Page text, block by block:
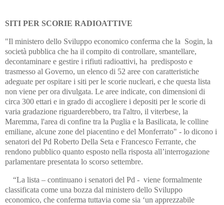
SITI PER SCORIE RADIOATTIVE
"Il ministero dello Sviluppo economico conferma che la Sogin, la
società pubblica che ha il compito di controllare, smantellare,
decontaminare e gestire i rifiuti radioattivi, ha predisposto e
trasmesso al Governo, un elenco di 52 aree con caratteristiche
adeguate per ospitare i siti per le scorie nucleari, e che questa lista
non viene per ora divulgata. Le aree indicate, con dimensioni di
circa 300 ettari e in grado di accogliere i depositi per le scorie di
varia gradazione riguarderebbero, tra l'altro, il viterbese, la
Maremma, l'area di confine tra la Puglia e la Basilicata, le colline
emiliane, alcune zone del piacentino e del Monferrato" - lo dicono i
senatori del Pd Roberto Della Seta e Francesco Ferrante, che
rendono pubblico quanto esposto nella risposta all’interrogazione
parlamentare presentata lo scorso settembre.
“La lista – continuano i senatori del Pd - viene formalmente
classificata come una bozza dal ministero dello Sviluppo
economico, che conferma tuttavia come sia ‘un apprezzabile